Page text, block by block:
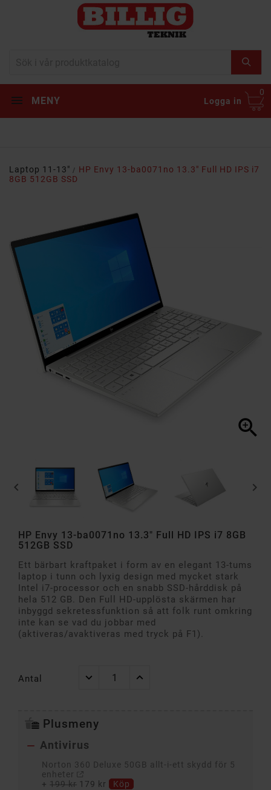
MENY Logga in
0
Laptop 11-13"
HP Envy 13-ba0071no 13.3" Full HD IPS i7
8GB 512GB SSD

 
HP Envy 13-ba0071no 13.3" Full HD IPS i7 8GB
512GB SSD
Ett bärbart kraftpaket i form av en elegant 13-tums
laptop i tunn och lyxig design med mycket stark
Intel i7-processor och en snabb SSD-hårddisk på
hela 512 GB. Den Full HD-upplösta skärmen har
inbyggd sekretessfunktion så att folk runt omkring
inte kan se vad du jobbar med
(aktiveras/avaktiveras med tryck på F1).
Antal
Plusmeny
 Antivirus
Norton 360 Deluxe 50GB allt-i-ett skydd för 5
enheter
+199 kr 179 kr Köp